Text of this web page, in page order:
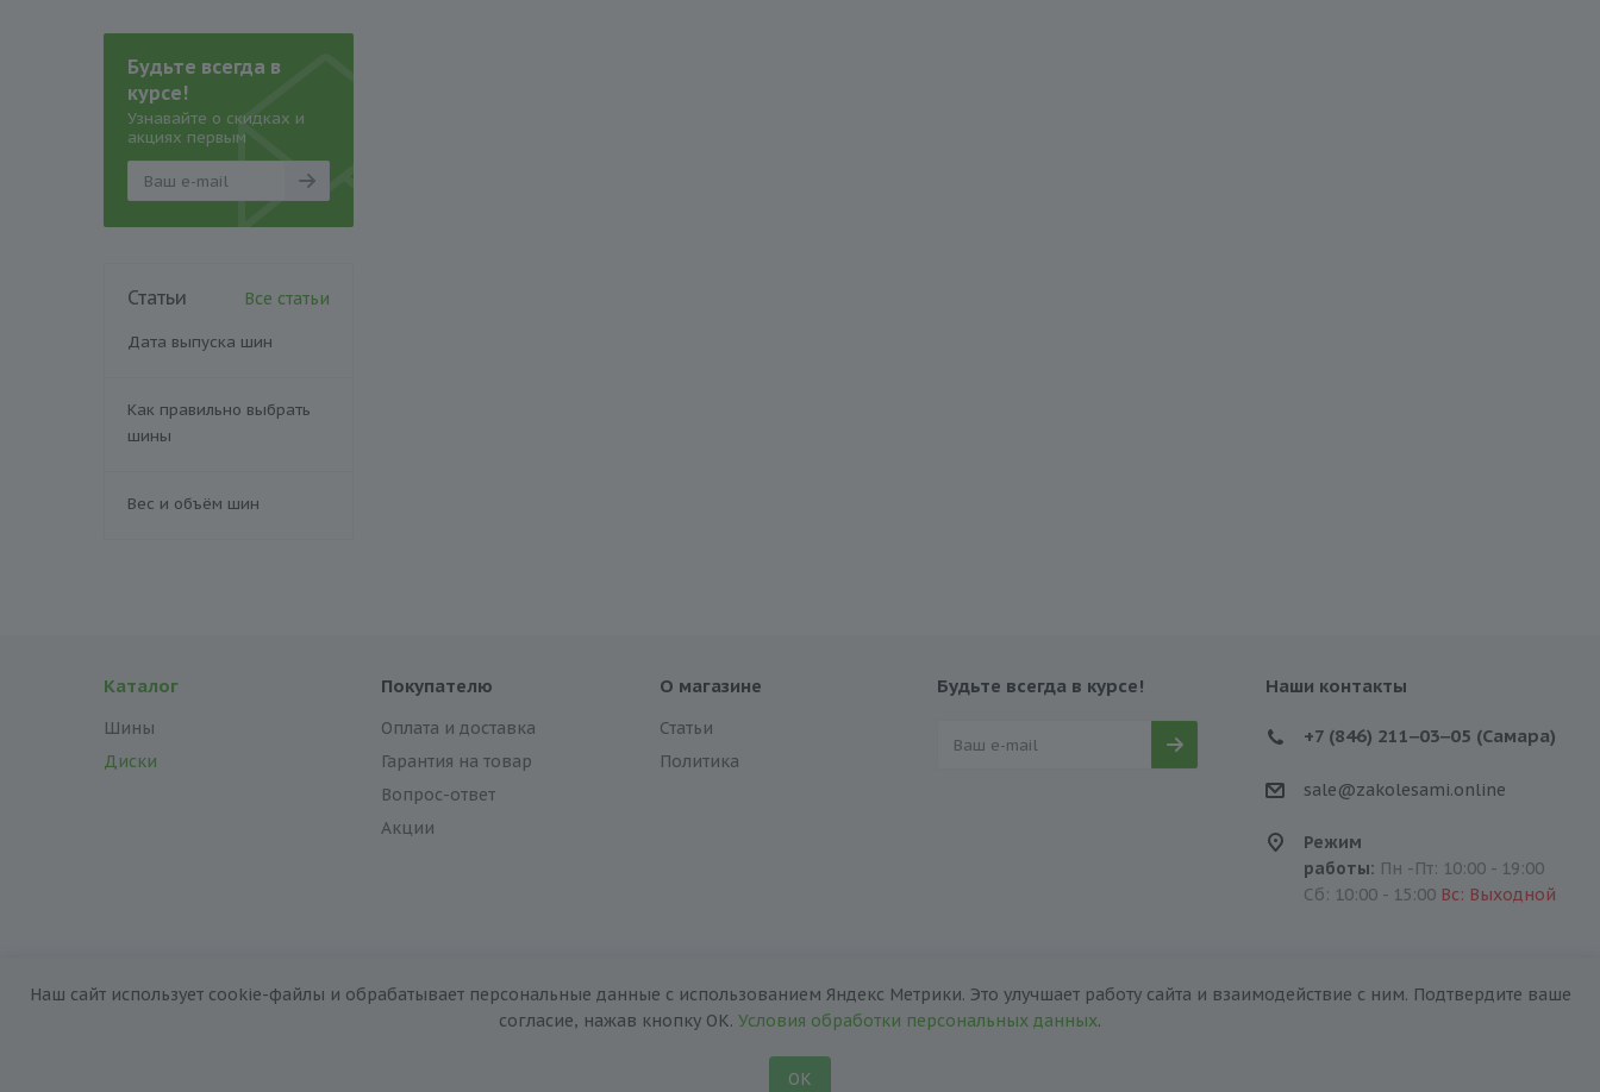
Будьте всегда в
курсе!
Узнавайте о скидках и
акциях первым
Статьи Все статьи
Дата выпуска шин
Как правильно выбрать
шины
Вес и объём шин
Каталог
Шины
Диски
Покупателю
Оплата и доставка
Гарантия на товар
Вопрос-ответ
Акции
О магазине
Статьи
Политика
Будьте всегда в курсе! Наши контакты
+7 (846) 211‒03‒05 (Самара)
sale@zakolesami.online
Режим
работы: Пн -Пт: 10:00 - 19:00
Сб: 10:00 - 15:00 Вс: Выходной
Наш сайт использует cookie-файлы и обрабатывает персональные данные с использованием Яндекс Метрики. Это улучшает работу сайта и взаимодействие с ним. Подтвердите ваше
согласие, нажав кнопку ОК. Условия обработки персональных данных.
ОК